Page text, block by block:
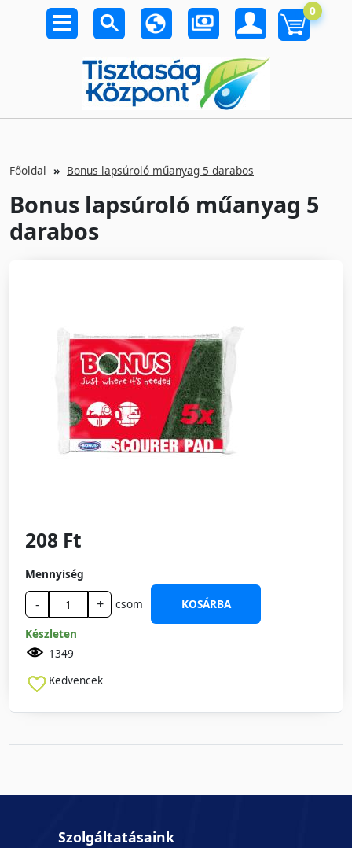
0
Főoldal Bonus lapsúroló műanyag 5 darabos
Bonus lapsúroló műanyag 5
darabos
208 Ft
Mennyiség
- + csom
KOSÁRBA
Készleten
1349
Kedvencek
Szolgáltatásaink